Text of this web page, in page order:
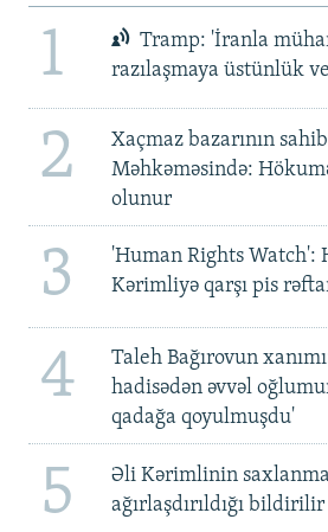
1
Tramp: 'İranla
razılaşmaya üstünlük
2
Xaçmaz bazarının
Məhkəməsində:
olunur
3
'Human Rights
Kərimliyə qarşı pis
4
Taleh Bağırovun
hadisədən əvvəl
qadağa qoyulmuşdu'
5
Əli Kərimlinin
ağırlaşdırıldığı bildirilir